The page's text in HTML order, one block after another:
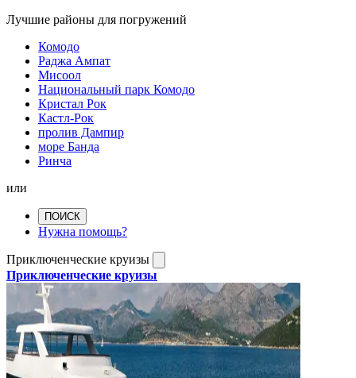
Лучшие районы для погружений
Комодо
Раджа Ампат
Мисоол
Национальный парк Комодо
Кристал Рок
Кастл-Рок
пролив Дампир
море Банда
Ринча
или
ПОИСК
Нужна помощь?
Приключенческие круизы
Приключенческие круизы